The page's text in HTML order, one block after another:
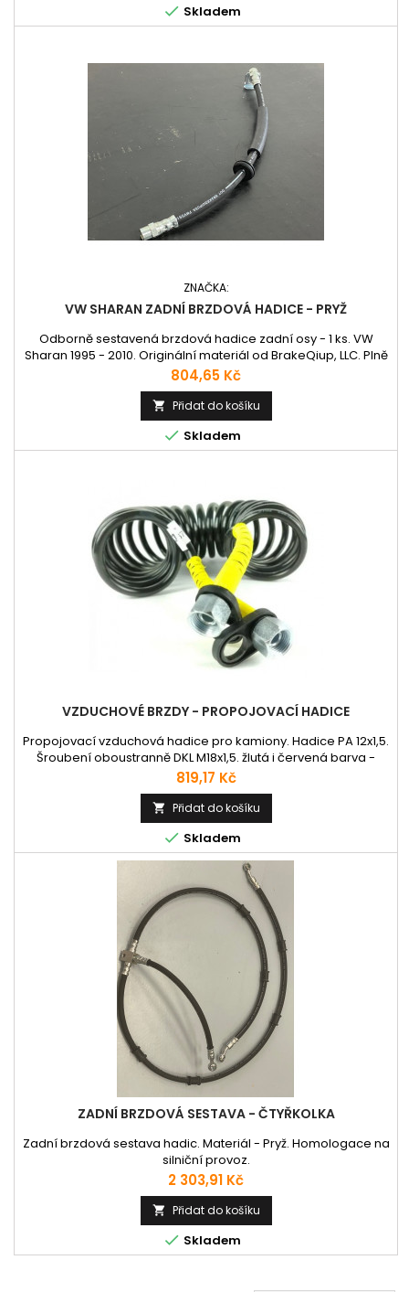
 Skladem
ZNAČKA:
VW SHARAN ZADNÍ BRZDOVÁ HADICE - PRYŽ
Odborně sestavená brzdová hadice zadní osy - 1 ks. VW
Sharan 1995 - 2010. Originální materiál od BrakeQiup, LLC. Plně
homologované pro evropské silnice.
Cena
804,65 Kč
 Přidat do košíku
 Skladem
VZDUCHOVÉ BRZDY - PROPOJOVACÍ HADICE
Propojovací vzduchová hadice pro kamiony. Hadice PA 12x1,5.
Šroubení oboustranně DKL M18x1,5. žlutá i červená barva -
uveďte v popisku objednávky vaší preferovanou barvu.
Cena
819,17 Kč
 Přidat do košíku
 Skladem
ZADNÍ BRZDOVÁ SESTAVA - ČTYŘKOLKA
Zadní brzdová sestava hadic. Materiál - Pryž. Homologace na
silniční provoz.
Cena
2 303,91 Kč
 Přidat do košíku
 Skladem